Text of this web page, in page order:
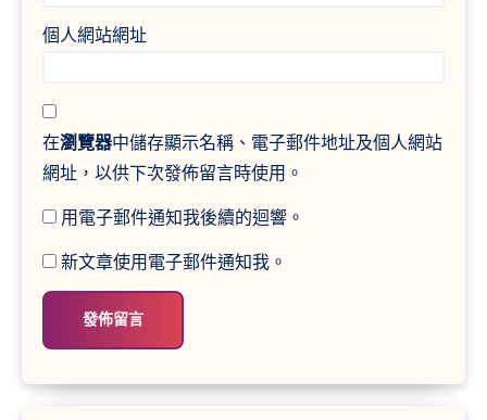
個人網站網址
在瀏覽器中儲存顯示名稱、電子郵件地址及個人網站
網址，以供下次發佈留言時使用。
用電子郵件通知我後續的迴響。
新文章使用電子郵件通知我。